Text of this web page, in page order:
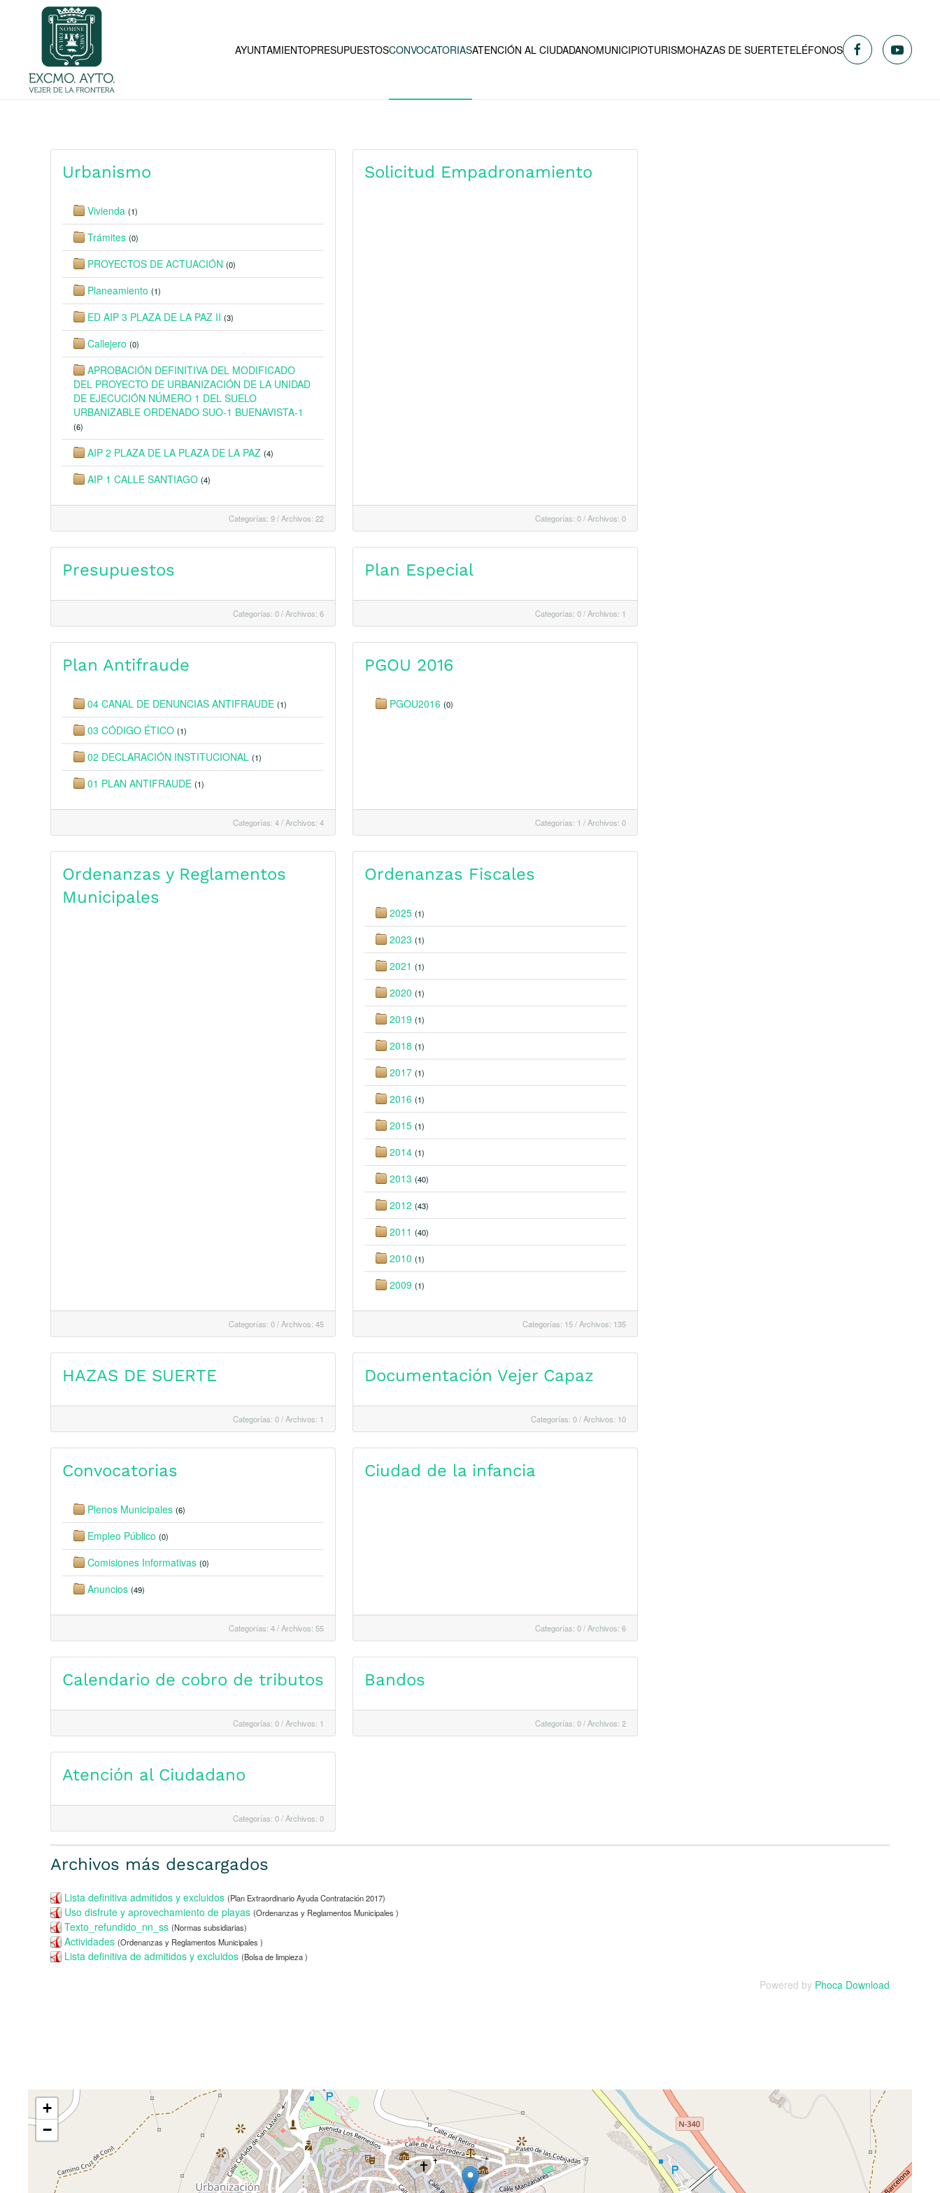
Skip to main content
AYUNTAMIENTOPRESUPUESTOSCONVOCATORIASATENCIÓN AL CIUDADANOMUNICIPIOTURISMOHAZAS DE SUERTETELÉFONOS
Urbanismo
Vivienda (1)
Trámites (0)
PROYECTOS DE ACTUACIÓN (0)
Planeamiento (1)
ED AIP 3 PLAZA DE LA PAZ II (3)
Callejero (0)
APROBACIÓN DEFINITIVA DEL MODIFICADO
DEL PROYECTO DE URBANIZACIÓN DE LA UNIDAD
DE EJECUCIÓN NÚMERO 1 DEL SUELO
URBANIZABLE ORDENADO SUO-1 BUENAVISTA-1
(6)
AIP 2 PLAZA DE LA PLAZA DE LA PAZ (4)
AIP 1 CALLE SANTIAGO (4)
Categorías: 9/Archivos: 22
Solicitud Empadronamiento
Categorías: 0/Archivos: 0
Presupuestos
Categorías: 0/Archivos: 6
Plan Especial
Categorías: 0/Archivos: 1
Plan Antifraude
04 CANAL DE DENUNCIAS ANTIFRAUDE (1)
03 CÓDIGO ÉTICO (1)
02 DECLARACIÓN INSTITUCIONAL (1)
01 PLAN ANTIFRAUDE (1)
Categorías: 4/Archivos: 4
PGOU 2016
PGOU2016 (0)
Categorías: 1 /Archivos: 0
Ordenanzas y Reglamentos
Municipales
Categorías: 0/Archivos: 45
Ordenanzas Fiscales
2025 (1)
2023 (1)
2021 (1)
2020 (1)
2019 (1)
2018 (1)
2017 (1)
2016 (1)
2015 (1)
2014 (1)
2013 (40)
2012 (43)
2011 (40)
2010 (1)
2009 (1)
Categorías: 15/Archivos: 135
HAZAS DE SUERTE
Categorías: 0/Archivos: 1
Documentación Vejer Capaz
Categorías: 0/Archivos: 10
Convocatorias
Plenos Municipales (6)
Empleo Público (0)
Comisiones Informativas (0)
Anuncios (49)
Categorías: 4/Archivos: 55
Ciudad de la infancia
Categorías: 0/Archivos: 6
Calendario de cobro de tributos
Categorías: 0/Archivos: 1
Bandos
Categorías: 0/Archivos: 2
Atención al Ciudadano
Categorías: 0/Archivos: 0
Archivos más descargados
Lista definitiva admitidos y excluidos (Plan Extraordinario Ayuda Contratación 2017)
Uso disfrute y aprovechamiento de playas (Ordenanzas y Reglamentos Municipales )
Texto_refundido_nn_ss (Normas subsidiarias)
Actividades (Ordenanzas y Reglamentos Municipales )
Lista definitiva de admitidos y excluidos (Bolsa de limpieza )
Powered by Phoca Download
+
−